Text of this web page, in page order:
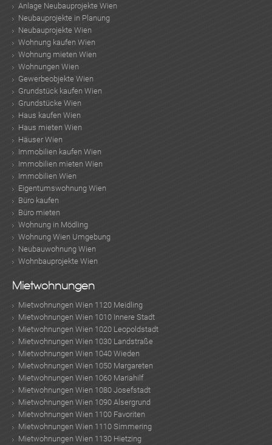
Anlage Neubauprojekte Wien
Neubauprojekte in Planung
Neubauprojekte Wien
Wohnung kaufen Wien
Wohnung mieten Wien
Wohnungen Wien
Gewerbeobjekte Wien
Grundstück kaufen Wien
Grundstücke Wien
Haus kaufen Wien
Haus mieten Wien
Häuser Wien
Immobilien kaufen Wien
Immobilien mieten Wien
Immobilien Wien
Eigentumswohnung Wien
Büro kaufen
Büro mieten
Wohnung in Mödling
Wohnung Wien Umgebung
Neubauwohnung Wien
Wohnbauprojekte Wien
Mietwohnungen
Mietwohnungen Wien 1120 Meidling
Mietwohnungen Wien 1010 Innere Stadt
Mietwohnungen Wien 1020 Leopoldstadt
Mietwohnungen Wien 1030 Landstraße
Mietwohnungen Wien 1040 Wieden
Mietwohnungen Wien 1050 Margareten
Mietwohnungen Wien 1060 Mariahilf
Mietwohnungen Wien 1080 Josefstadt
Mietwohnungen Wien 1090 Alsergrund
Mietwohnungen Wien 1100 Favoriten
Mietwohnungen Wien 1110 Simmering
Mietwohnungen Wien 1130 Hietzing